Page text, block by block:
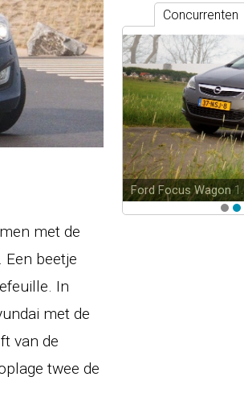
met de
beetje
In
met de
van de
twee de
Concurrenten
Ford Focus Wagon